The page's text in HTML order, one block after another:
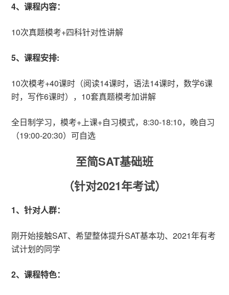
4、课程内容：
10次真题模考+四科针对性讲解
5、课程安排:
10次模考+40课时（阅读14课时，语法14课时，数学6课
时，写作6课时），10套真题模考加讲解
全日制学习，模考+上课+自习模式，8:30-18:10，晚自习
（19:00-20:30）可自选
至简SAT基础班
（针对2021年考试）
1、针对人群：
刚开始接触SAT、希望整体提升SAT基本功、2021年有考
试计划的同学
2、课程特色：